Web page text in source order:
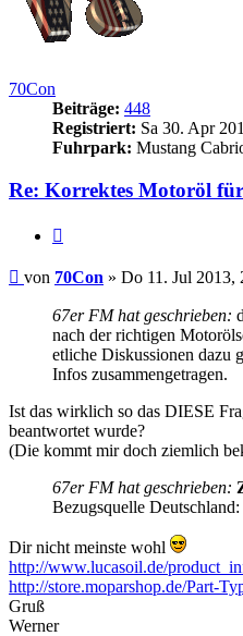
70Con
Beiträge: 448
Registriert: Sa 30. Apr
Fuhrpark: Mustang
Re: Korrektes Motoröl
Beitrag
von 70Con » Do 11. Jul 2013,
67er FM hat geschrieben:
nach der richtigen
etliche Diskussionen dazu
Infos zusammengetragen.
Ist das wirklich so das DIESE
beantwortet wurde?
(Die kommt mir doch ziemlich
67er FM hat geschrieben:
Bezugsquelle
Dir nicht meinste wohl
http://www.lucasoil.de/
http://store.moparshop.de/Part-
Gruß
Werner